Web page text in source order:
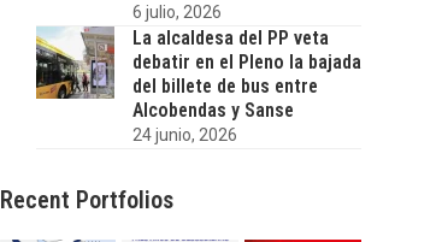
6 julio, 2026
La alcaldesa del PP veta
debatir en el Pleno la bajada
del billete de bus entre
Alcobendas y Sanse
24 junio, 2026
Recent Portfolios